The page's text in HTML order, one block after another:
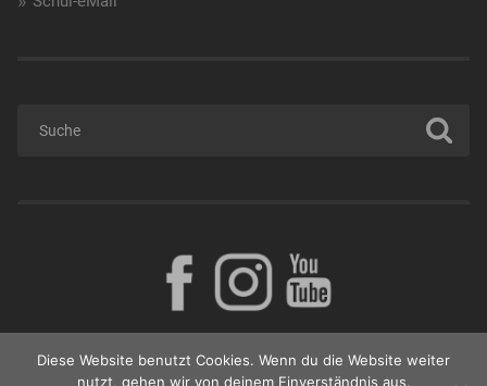
Diese Website benutzt Cookies. Wenn du die Website weiter
nutzt, gehen wir von deinem Einverständnis aus.